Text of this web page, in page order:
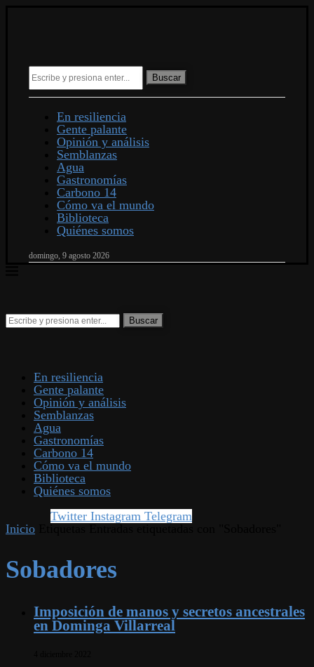
Buscar
En resiliencia
Gente palante
Opinión y análisis
Semblanzas
Agua
Gastronomías
Carbono 14
Cómo va el mundo
Biblioteca
Quiénes somos
domingo, 9 agosto 2026
En resiliencia
Gente palante
Opinión y análisis
Semblanzas
Agua
Gastronomías
Carbono 14
Cómo va el mundo
Biblioteca
Quiénes somos
Twitter Instagram Telegram
Inicio
Sobadores
Imposición de manos y secretos ancestrales
en Dominga Villarreal